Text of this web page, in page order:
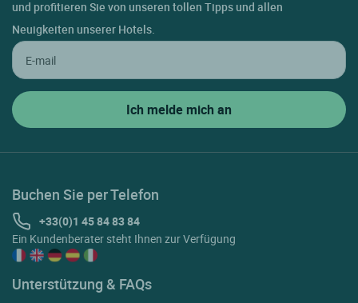
und profitieren Sie von unseren tollen Tipps und allen
Neuigkeiten unserer Hotels.
Buchen Sie per Telefon
+33(0)1 45 84 83 84
Ein Kundenberater steht Ihnen zur Verfügung
Unterstützung & FAQs